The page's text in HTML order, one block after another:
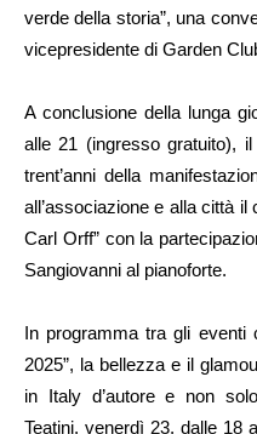
verde della storia”, una
vicepresidente di Garden
A conclusione della lunga
alle 21 (ingresso gratuito),
trent’anni della
all’associazione e alla città
Carl Orff” con la
Sangiovanni al pianoforte.
In programma tra gli eventi
2025”, la bellezza e il
in Italy d’autore e non
Teatini, venerdì 23, dalle 18